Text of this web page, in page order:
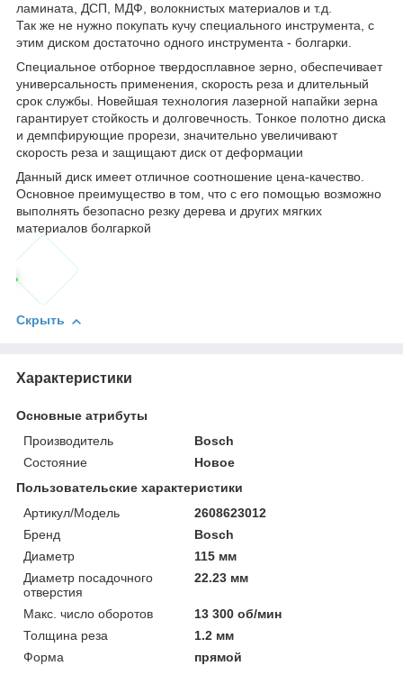
ламината, ДСП, МДФ, волокнистых материалов и т.д.
Так же не нужно покупать кучу специального инструмента, с
этим диском достаточно одного инструмента - болгарки.
Специальное отборное твердосплавное зерно, обеспечивает
универсальность применения, скорость реза и длительный
срок службы. Новейшая технология лазерной напайки зерна
гарантирует стойкость и долговечность. Тонкое полотно диска
и демпфирующие прорези, значительно увеличивают
скорость реза и защищают диск от деформации
Данный диск имеет отличное соотношение цена-качество.
Основное преимущество в том, что с его помощью возможно
выполнять безопасно резку дерева и других мягких
материалов болгаркой
Скрыть
Характеристики
Основные атрибуты
Производитель
Bosch
Состояние
Новое
Пользовательские характеристики
Артикул/Модель
2608623012
Бренд
Bosch
Диаметр
115 мм
Диаметр посадочного
отверстия
22.23 мм
Макс. число оборотов
13 300 об/мин
Толщина реза
1.2 мм
Форма
прямой